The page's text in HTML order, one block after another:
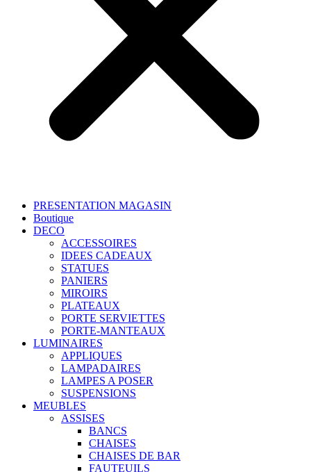
PRESENTATION MAGASIN
Boutique
DECO
ACCESSOIRES
IDEES CADEAUX
STATUES
PANIERS
MIROIRS
PLATEAUX
PORTE SERVIETTES
PORTE-MANTEAUX
LUMINAIRES
APPLIQUES
LAMPADAIRES
LAMPES A POSER
SUSPENSIONS
MEUBLES
ASSISES
BANCS
CHAISES
CHAISES DE BAR
FAUTEUILS